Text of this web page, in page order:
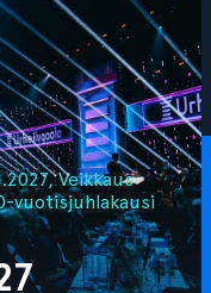
Veikkaus
vuotisjuhlakausi